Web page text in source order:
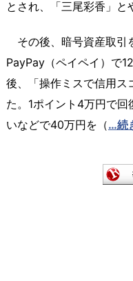
とされ、「三尾彩香」と
その後、暗号資産取引
PayPay（ペイペイ）で
後、「操作ミスで信用ス
た。1ポイント4万円で
いなどで40万円を（…続